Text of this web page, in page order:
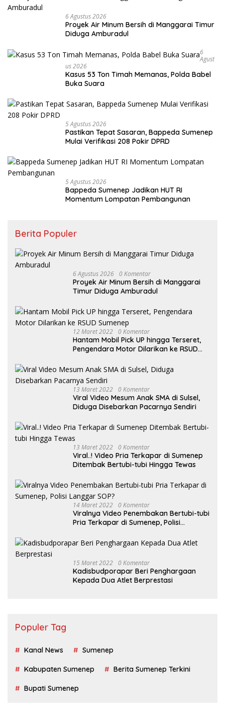
6 Agustus 2026
Proyek Air Minum Bersih di Manggarai Timur
Diduga Amburadul
6
Agust
Us 2026
Kasus 53 Ton Timah Memanas, Polda Babel
Buka Suara
5 Agustus 2026
Pastikan Tepat Sasaran, Bappeda Sumenep
Mulai Verifikasi 208 Pokir DPRD
5 Agustus 2026
Bappeda Sumenep Jadikan HUT RI
Momentum Lompatan Pembangunan
Berita Populer
6 Agustus 2026 0 Komentar
Proyek Air Minum Bersih di Manggarai
Timur Diduga Amburadul
12 Maret 2022 0 Komentar
Hantam Mobil Pick UP hingga Terseret,
Pengendara Motor Dilarikan ke RSUD
13 Maret 2022 0 Komentar
Viral Video Mesum Anak SMA di Sulsel,
Diduga Disebarkan Pacarnya Sendiri
13 Maret 2022 0 Komentar
Viral..! Video Pria Terkapar di Sumenep
Ditembak Bertubi-tubi Hingga Tewas
14 Maret 2022 0 Komentar
Viralnya Video Penembakan Bertubi-tubi
Pria Terkapar di Sumenep, Polisi
15 Maret 2022 0 Komentar
Kadisbudporapar Beri Penghargaan
Kepada Dua Atlet Berprestasi
Populer Tag
Kanal News Sumenep
Kabupaten Sumenep Berita Sumenep Terkini
Bupati Sumenep